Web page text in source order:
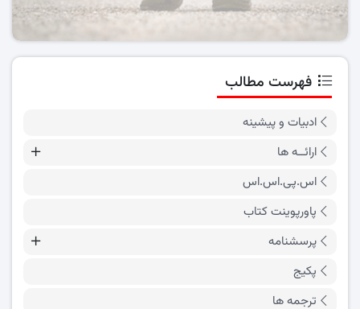
فهرست مطالب
ادبیات و پیشینه
ارائــه ها
اس.پی.اس.اس
پاورپوینت کتاب
پرسشنامه
پکیج
ترجمه ها